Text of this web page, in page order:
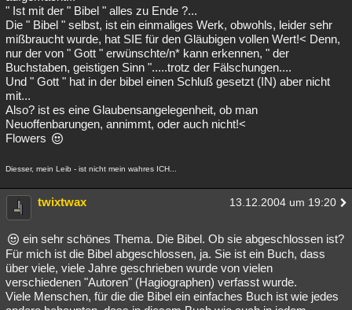
" Ist mit der " Bibel " alles zu Ende ?...
Die " Bibel " selbst, ist ein einmaliges Werk, obwohls, leider sehr
mißbraucht wurde, hat SIE für den Gläubigen vollen Wert!< Denn,
nur der von " Gott " erwünschte/n* kann erkennen, " der
Buchstaben, geistigen Sinn ".....trotz der Fälschungen....
Und " Gott " hat in der bibel einen Schluß gesetzt (IN) aber nicht
mit...
Also? ist es eine Glaubensangelegenheit, ob man
Neuoffenbarungen, annimmt, oder auch nicht!<
Flowers
Diesser, mein Leib - ist nicht mein wahres ICH...
twixtwax 13.12.2004 um 19:20
ein sehr schönes Thema. Die Bibel. Ob sie abgeschlossen ist?
Für mich ist die Bibel abgeschlossen, ja. Sie ist ein Buch, dass
über viele, viele Jahre geschrieben wurde von vielen
verschiedenen "Autoren" (Hagiographen) verfasst wurde.
Viele Menschen, für die die Bibel ein einfaches Buch ist wie jedes